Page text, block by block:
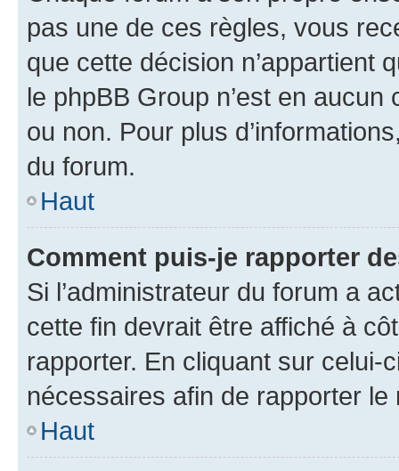
pas une de ces règles, vous
que cette décision n’appartient
le phpBB Group n’est en
ou non. Pour plus
du forum.
Haut
Comment puis-je rapporter
Si l’administrateur du forum a
cette fin devrait être affiché à
rapporter. En cliquant sur
nécessaires afin de rapporter le
Haut